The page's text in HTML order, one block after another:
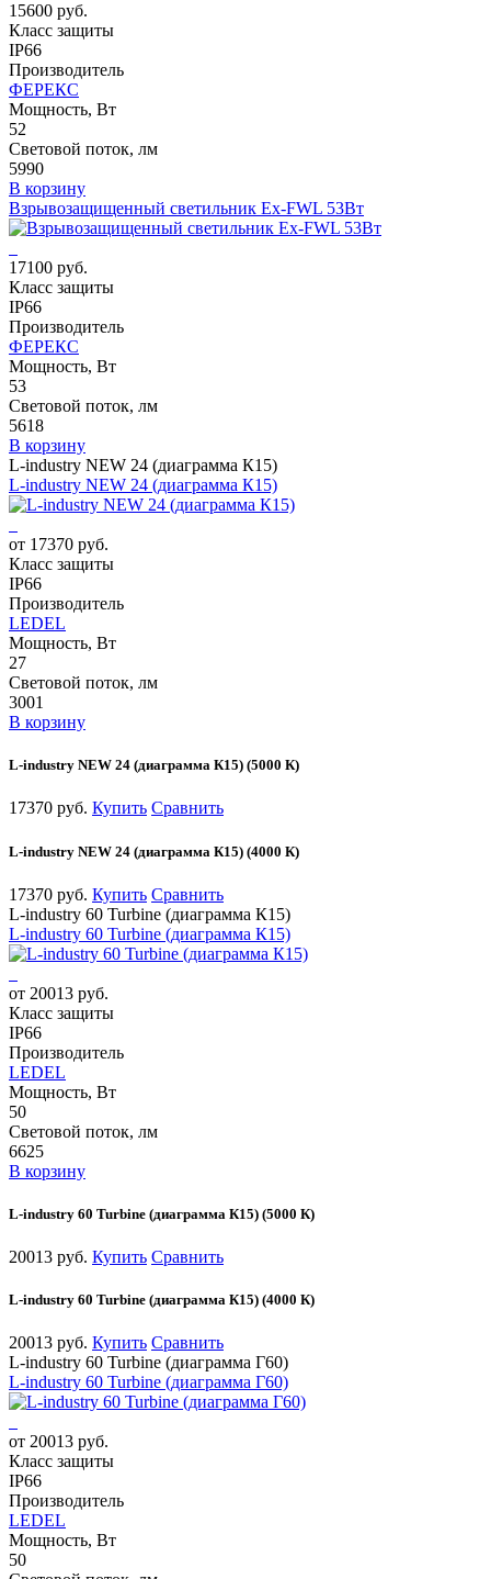
15600 руб.
Класс защиты
IP66
Производитель
ФЕРЕКС
Мощность, Вт
52
Световой поток, лм
5990
В корзину
Взрывозащищенный светильник Ex-FWL 53Вт
17100 руб.
Класс защиты
IP66
Производитель
ФЕРЕКС
Мощность, Вт
53
Световой поток, лм
5618
В корзину
L-industry NEW 24 (диаграмма К15)
L-industry NEW 24 (диаграмма К15)
от 17370 руб.
Класс защиты
IP66
Производитель
LEDEL
Мощность, Вт
27
Световой поток, лм
3001
В корзину
L-industry NEW 24 (диаграмма К15) (5000 К)
17370 руб. Купить Сравнить
L-industry NEW 24 (диаграмма К15) (4000 К)
17370 руб. Купить Сравнить
L-industry 60 Turbine (диаграмма К15)
L-industry 60 Turbine (диаграмма К15)
от 20013 руб.
Класс защиты
IP66
Производитель
LEDEL
Мощность, Вт
50
Световой поток, лм
6625
В корзину
L-industry 60 Turbine (диаграмма К15) (5000 К)
20013 руб. Купить Сравнить
L-industry 60 Turbine (диаграмма К15) (4000 К)
20013 руб. Купить Сравнить
L-industry 60 Turbine (диаграмма Г60)
L-industry 60 Turbine (диаграмма Г60)
от 20013 руб.
Класс защиты
IP66
Производитель
LEDEL
Мощность, Вт
50